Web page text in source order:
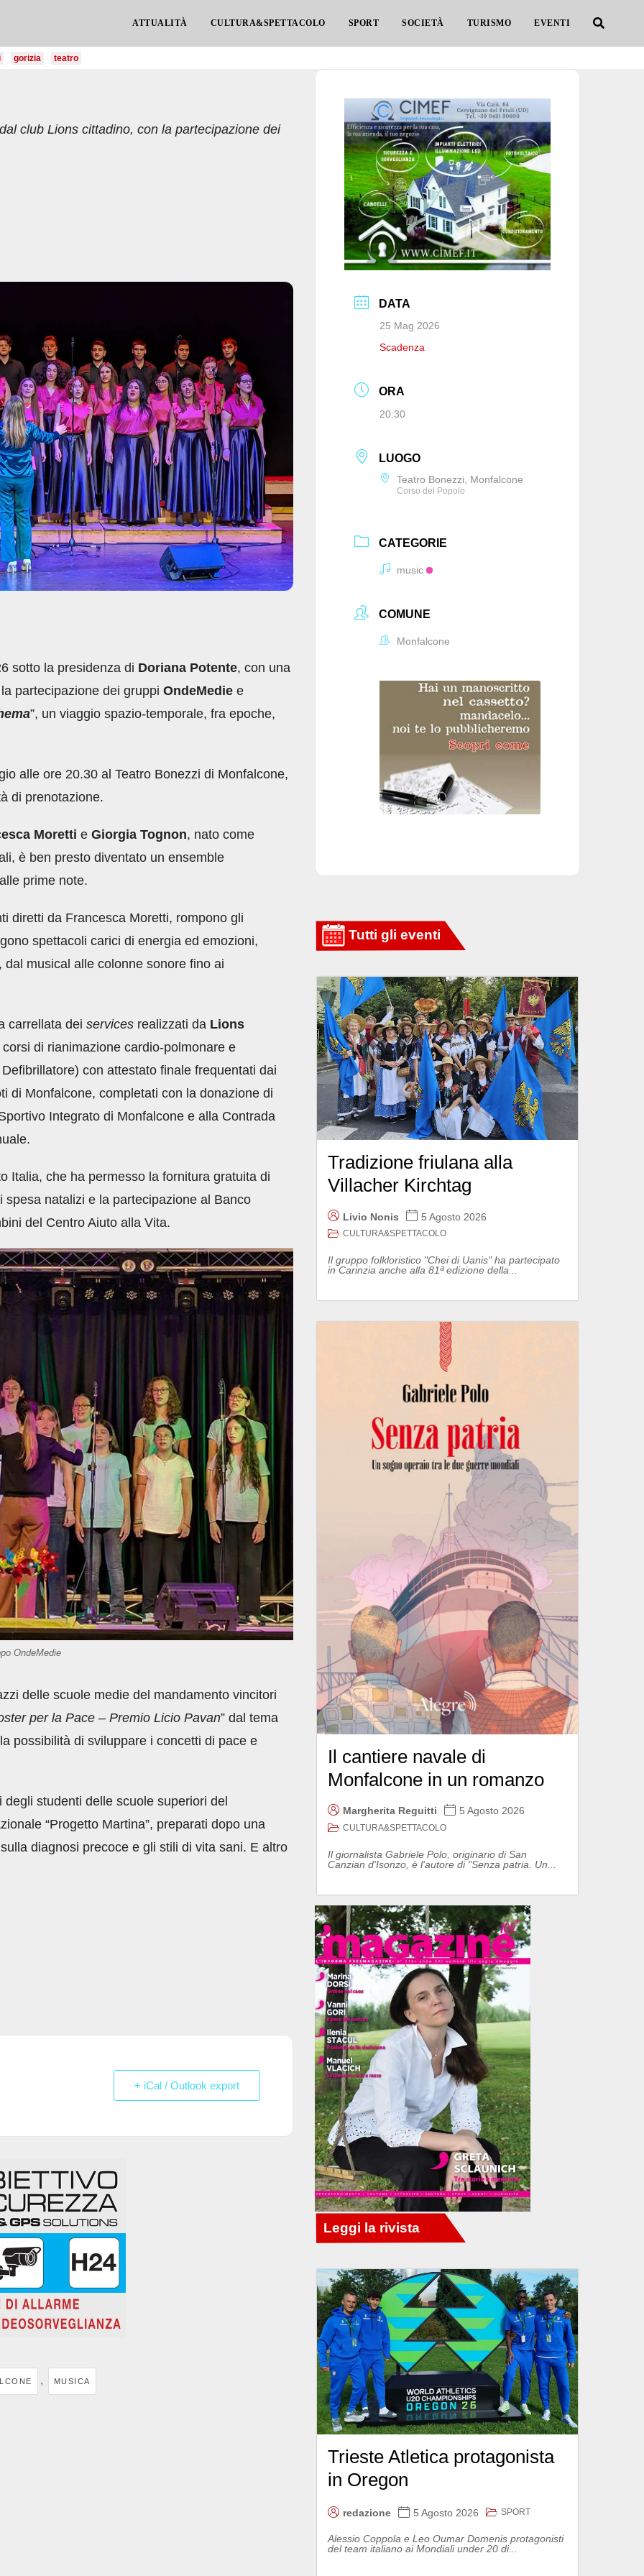
ATTUALITÀ CULTURA&SPETTACOLO SPORT SOCIETÀ TURISMO EVENTI
gorizia teatro
club Lions cittadino, con la partecipazione dei
sotto la presidenza di Doriana Potente, con una
partecipazione dei gruppi OndeMedie e
”, un viaggio spazio-temporale, fra epoche,
alle ore 20.30 al Teatro Bonezzi di Monfalcone,
di prenotazione.
Moretti e Giorgia Tognon, nato come
è ben presto diventato un ensemble
prime note.
diretti da Francesca Moretti, rompono gli
spettacoli carici di energia ed emozioni,
musical alle colonne sonore fino ai
carrellata dei services realizzati da Lions
di rianimazione cardio-polmonare e
con attestato finale frequentati dai
di Monfalcone, completati con la donazione di
Integrato di Monfalcone e alla Contrada
Italia, che ha permesso la fornitura gratuita di
natalizi e la partecipazione al Banco
del Centro Aiuto alla Vita.
OndeMedie
delle scuole medie del mandamento vincitori
per la Pace – Premio Licio Pavan” dal tema
possibilità di sviluppare i concetti di pace e
studenti delle scuole superiori del
“Progetto Martina”, preparati dopo una
diagnosi precoce e gli stili di vita sani. E altro
+ iCal / Outlook export
, MUSICA
DATA
25 Mag 2026
Scadenza
ORA
20:30
LUOGO
Teatro Bonezzi, Monfalcone
Corso del Popolo
CATEGORIE
music
COMUNE
Monfalcone
Tradizione friulana alla
Villacher Kirchtag
Livio Nonis 5 Agosto 2026
CULTURA&SPETTACOLO
Il gruppo folkloristico "Chei di Uanis" ha partecipato
in Carinzia anche alla 81ª edizione della...
Il cantiere navale di
Monfalcone in un romanzo
Margherita Reguitti 5 Agosto 2026
CULTURA&SPETTACOLO
Il giornalista Gabriele Polo, originario di San
Canzian d'Isonzo, è l'autore di "Senza patria. Un...
Trieste Atletica protagonista
in Oregon
redazione 5 Agosto 2026 SPORT
Alessio Coppola e Leo Oumar Domenis protagonisti
del team italiano ai Mondiali under 20 di...